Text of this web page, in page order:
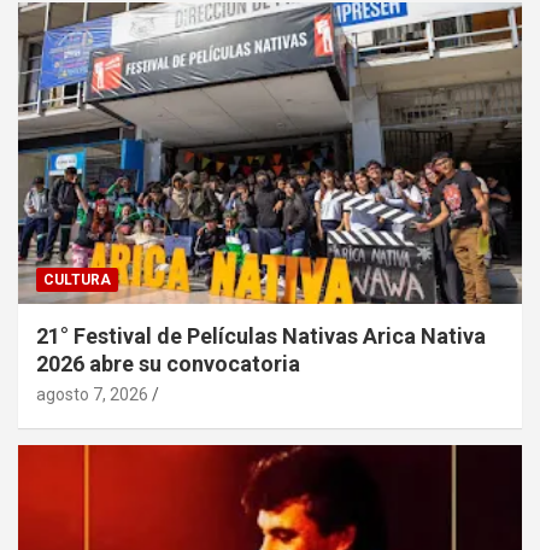
CULTURA
21° Festival de Películas Nativas Arica Nativa
2026 abre su convocatoria
agosto 7, 2026